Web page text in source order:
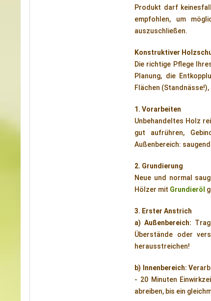
Produkt darf
empfohlen, um
auszuschließen.
Konstruktiver
Die richtige Pflege
Planung, die
Flächen
1. Vorarbeiten
Unbehandeltes Holz
gut aufrühren,
Außenbereich:
2. Grundierung
Neue und normal
Hölzer mit Grundieröl
3. Erster Anstrich
a) Außenbereich:
Überstände oder
herausstreichen!
b) Innenbereich: V
- 20 Minuten
abreiben, bis ein